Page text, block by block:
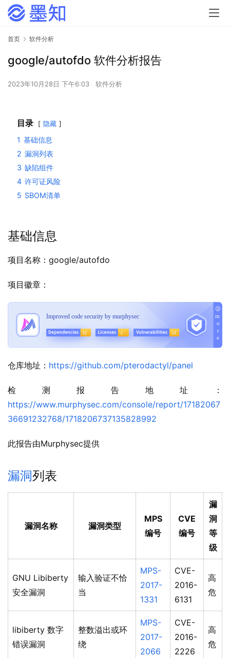
首页 软件分析
google/autofdo 软件分析报告
2023年10月28日 下午6:03 软件分析
目录 隐藏
1 基础信息
2 漏洞列表
3 缺陷组件
4 许可证风险
5 SBOM清单
基础信息
项目名称：google/autofdo
项目徽章：
仓库地址： https://github.com/pterodactyl/panel
检测报告地址：
https://www.murphysec.com/console/report/17182067
36691232768/1718206737135828992
此报告由Murphysec提供
漏洞列表
漏洞名称 漏洞类型
MPS
编号
CVE
编号
漏
洞
等
级
GNU Libiberty
安全漏洞
输入验证不恰
当
MPS-
2017-
1331
CVE-
2016-
6131
高
危
libiberty 数字
错误漏洞
整数溢出或环
绕
MPS-
2017-
2066
CVE-
2016-
2226
高
危